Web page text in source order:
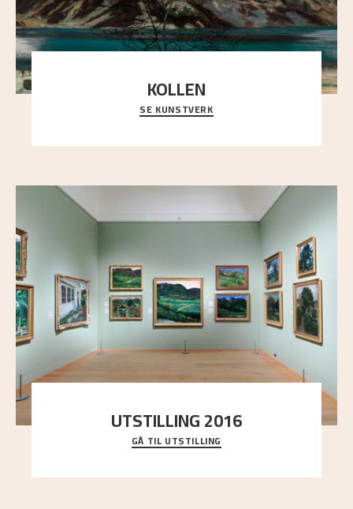
KOLLEN
Et ruvende fjell dominerer bildeflaten, og står i
sterk kontrast til det spinkle rognetreet ute
SE KUNSTVERK
UTSTILLING 2016
En komplett oversikt over Nikolai Astrups
utstillinger, fra debuten i 1900 og frem til i dag.
GÅ TIL UTSTILLING